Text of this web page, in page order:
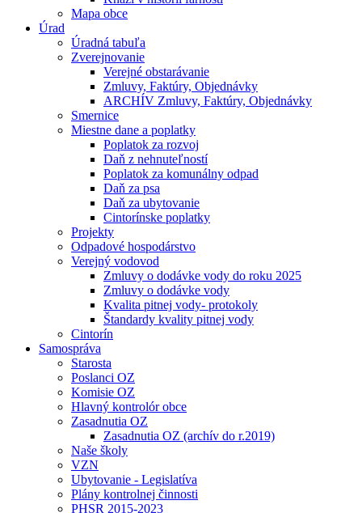
Mapa obce
Úrad
Úradná tabuľa
Zverejnovanie
Verejné obstarávanie
Zmluvy, Faktúry, Objednávky
ARCHÍV Zmluvy, Faktúry, Objednávky
Smernice
Miestne dane a poplatky
Poplatok za rozvoj
Daň z nehnuteľností
Poplatok za komunálny odpad
Daň za psa
Daň za ubytovanie
Cintorínske poplatky
Projekty
Odpadové hospodárstvo
Verejný vodovod
Zmluvy o dodávke vody do roku 2025
Zmluvy o dodávke vody
Kvalita pitnej vody- protokoly
Štandardy kvality pitnej vody
Cintorín
Samospráva
Starosta
Poslanci OZ
Komisie OZ
Hlavný kontrolór obce
Zasadnutia OZ
Zasadnutia OZ (archív do r.2019)
Naše školy
VZN
Ubytovanie - Legislatíva
Plány kontrolnej činnosti
PHSR 2015-2023